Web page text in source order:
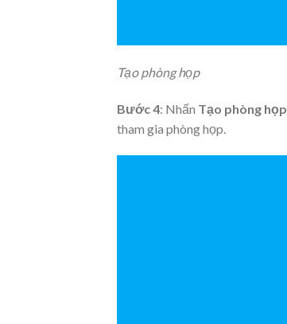
Tạo phòng họp
Bước 4: Nhấn Tạo phòng họp
tham gia phòng họp.